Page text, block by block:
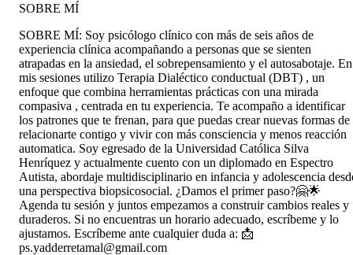
SOBRE MÍ
SOBRE MÍ: Soy psicólogo clínico con más de seis años de
experiencia clínica acompañando a personas que se sienten
atrapadas en la ansiedad, el sobrepensamiento y el autosabotaje. En
mis sesiones utilizo Terapia Dialéctico conductual (DBT) , un
enfoque que combina herramientas prácticas con una mirada
compasiva , centrada en tu experiencia. Te acompaño a identificar
los patrones que te frenan, para que puedas crear nuevas formas de
relacionarte contigo y vivir con más consciencia y menos reacción
automatica. Soy egresado de la Universidad Católica Silva
Henríquez y actualmente cuento con un diplomado en Espectro
Autista, abordaje multidisciplinario en infancia y adolescencia
una perspectiva biopsicosocial. ¿Damos el primer paso?🤗🌟
Agenda tu sesión y juntos empezamos a construir cambios reales y
duraderos. Si no encuentras un horario adecuado, escríbeme y lo
ajustamos. Escríbeme ante cualquier duda a: 📩
ps.yadderretamal@gmail.com